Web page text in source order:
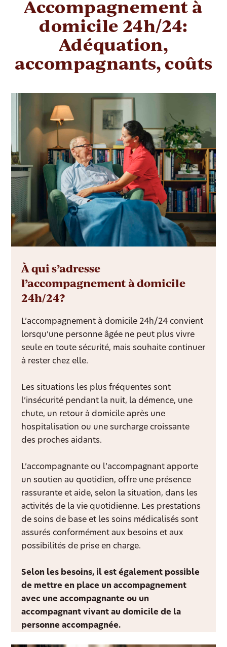
Accompagnement à
domicile 24h/24:
Adéquation,
accompagnants, coûts
À qui s’adresse
l’accompagnement à domicile
24h/24?
L’accompagnement à domicile 24h/24 convient
lorsqu’une personne âgée ne peut plus vivre
seule en toute sécurité, mais souhaite continuer
à rester chez elle.
Les situations les plus fréquentes sont
l’insécurité pendant la nuit, la démence, une
chute, un retour à domicile après une
hospitalisation ou une surcharge croissante
des proches aidants.
L’accompagnante ou l’accompagnant apporte
un soutien au quotidien, offre une présence
rassurante et aide, selon la situation, dans les
activités de la vie quotidienne. Les prestations
de soins de base et les soins médicalisés sont
assurés conformément aux besoins et aux
possibilités de prise en charge.
Selon les besoins, il est également possible
de mettre en place un accompagnement
avec une accompagnante ou un
accompagnant vivant au domicile de la
personne accompagnée.